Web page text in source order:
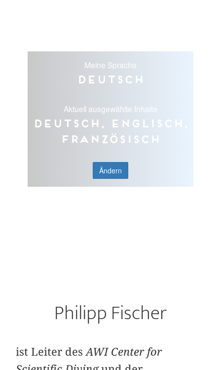
Meine Sprache
Deutsch
Aktuell ausgewählte Inhalte
Deutsch, Englisch,
Französisch
Ändern
Philipp Fischer
ist Leiter desAWI Center for